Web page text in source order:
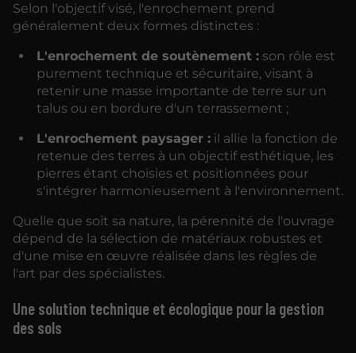
Selon l'objectif visé, l'enrochement prend
généralement deux formes distinctes :
L'enrochement de soutènement :son rôle est
purement technique et sécuritaire, visant à
retenir une masse importante de terre sur un
talus ou en bordure d'un terrassement ;
L'enrochement paysager :il allie la fonction de
retenue des terres à un objectif esthétique, les
pierres étant choisies et positionnées pour
s'intégrer harmonieusement à l'environnement.
Quelle que soit sa nature, la pérennité de l'ouvrage
dépend de la sélection de matériaux robustes et
d'une mise en œuvre réalisée dans les règles de
l'art par des spécialistes.
Une solution technique et écologique pour la gestion
des sols